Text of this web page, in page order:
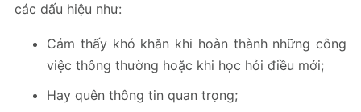
các dấu hiệu như:
Cảm thấy khó khăn khi hoàn thành những công
việc thông thường hoặc khi học hỏi điều mới;
Hay quên thông tin quan trọng;